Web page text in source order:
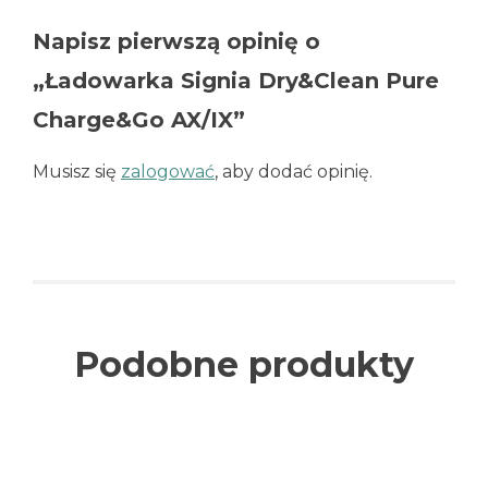
Napisz pierwszą opinię o
„Ładowarka Signia Dry&Clean Pure
Charge&Go AX/IX”
Musisz się zalogować, aby dodać opinię.
Podobne produkty